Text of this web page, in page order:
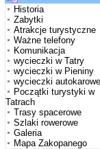
Historia
Zabytki
Atrakcje turystyczne
Ważne telefony
Komunikacja
wycieczki w Tatry
wycieczki w Pieniny
wycieczki autokarowe
Początki turystyki w
Tatrach
Trasy spacerowe
Szlaki rowerowe
Galeria
Mapa Zakopanego